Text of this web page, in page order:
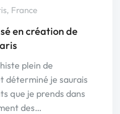
France
en création de
plein de
déterminé je saurais
que je prends dans
des…